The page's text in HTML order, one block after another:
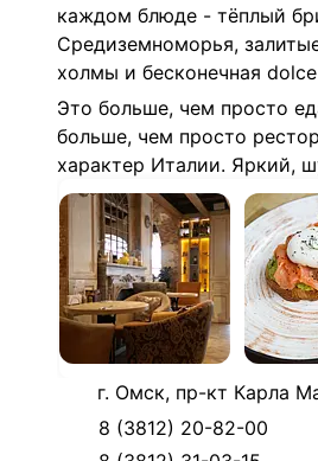
каждом блюде - тёплый
Средиземноморья,
холмы и бесконечная
Это больше, чем просто
больше, чем просто
характер Италии. Яркий,
г. Омск, пр-кт Карла
8 (3812) 20-82-00